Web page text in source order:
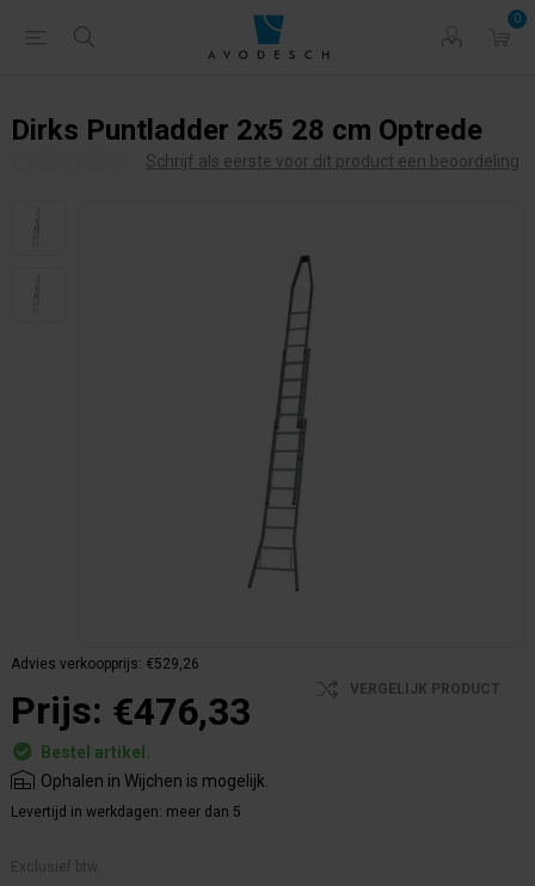
0
Dirks Puntladder 2x5 28 cm Optrede
Schrijf als eerste voor dit product een beoordeling
Advies verkoopprijs: €529,26
Prijs: €476,33 VERGELIJK PRODUCT
Bestel artikel.
Ophalen in Wijchen is mogelijk.
Levertijd in werkdagen: meer dan 5
Exclusief btw.